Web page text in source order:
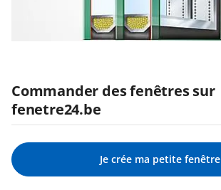
Commander des fenêtres sur
fenetre24.be
Je crée ma petite fenêtre